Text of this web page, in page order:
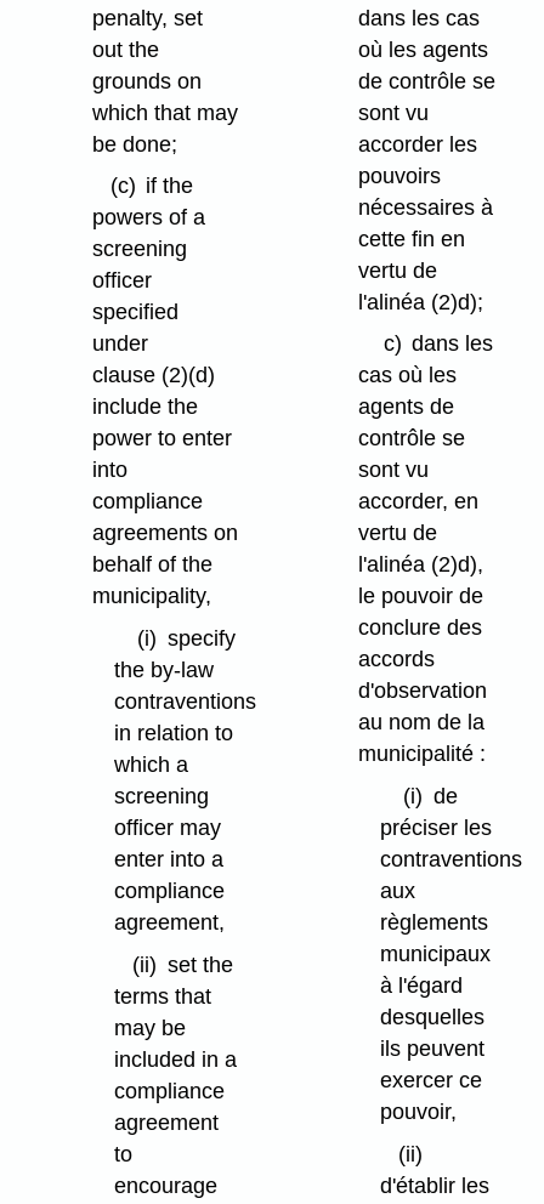
penalty, set
out the
grounds on
which that may
be done;
(c) if the
powers of a
screening
officer
specified
under
clause (2)⁠(d)
include the
power to enter
into
compliance
agreements on
behalf of the
municipality,
(i) specify
the by-law
contraventions
in relation to
which a
screening
officer may
enter into a
compliance
agreement,
(ii) set the
terms that
may be
included in a
compliance
agreement
to
encourage
dans les cas
où les agents
de contrôle se
sont vu
accorder les
pouvoirs
nécessaires à
cette fin en
vertu de
l'alinéa (2)d);
c) dans les
cas où les
agents de
contrôle se
sont vu
accorder, en
vertu de
l'alinéa (2)d),
le pouvoir de
conclure des
accords
d'observation
au nom de la
municipalité :
(i) de
préciser les
contraventions
aux
règlements
municipaux
à l'égard
desquelles
ils peuvent
exercer ce
pouvoir,
(ii)
d'établir les